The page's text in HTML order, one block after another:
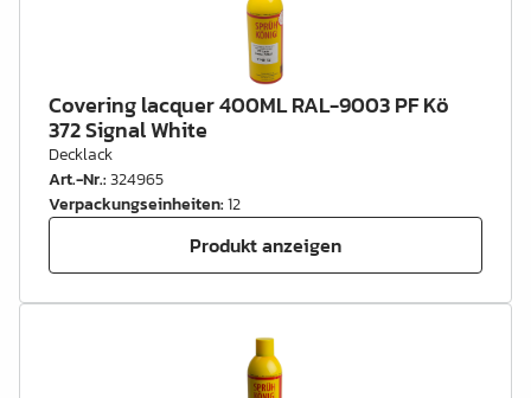
Covering lacquer 400ML RAL-9003 PF Kö
372 Signal White
Decklack
Art.-Nr.:324965
Verpackungseinheiten:12
Produkt anzeigen